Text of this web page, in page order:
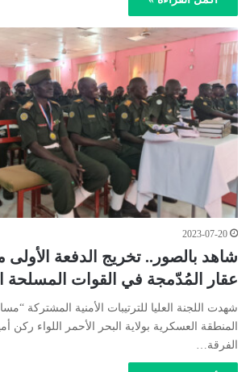
2023-07-20
شاهد بالصور.. تخريج الدفعة
عقار المُدّمجة في القوات المسلحة
شهدت اللجنة العليا للترتيبات الأمنية المشتركة
المنطقة العسكرية بولاية البحر الأحمر اللواء ركن
الفرقة…